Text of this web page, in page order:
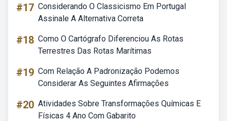
#17 Considerando O Classicismo Em Portugal
Assinale A Alternativa Correta
#18 Como O Cartógrafo Diferenciou As Rotas
Terrestres Das Rotas Marítimas
#19 Com Relação A Padronização Podemos
Considerar As Seguintes Afirmações
#20 Atividades Sobre Transformações Químicas E
Físicas 4 Ano Com Gabarito